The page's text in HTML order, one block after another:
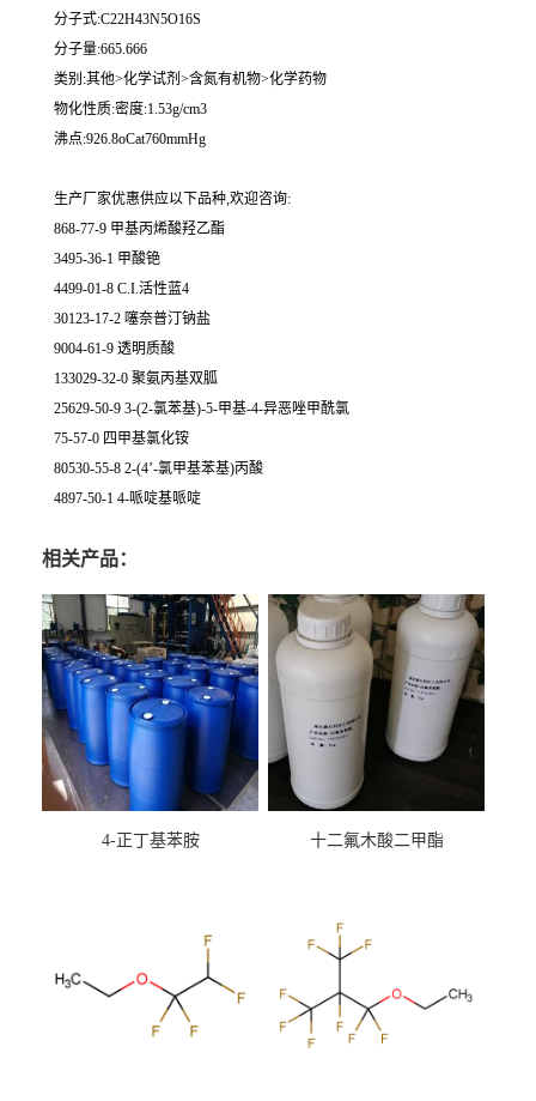
分子式:C22H43N5O16S
分子量:665.666
类别:其他>化学试剂>含氮有机物>化学药物
物化性质:密度:1.53g/cm3
沸点:926.8oCat760mmHg
生产厂家优惠供应以下品种,欢迎咨询:
868-77-9 甲基丙烯酸羟乙酯
3495-36-1 甲酸铯
4499-01-8 C.I.活性蓝4
30123-17-2 噻奈普汀钠盐
9004-61-9 透明质酸
133029-32-0 聚氨丙基双胍
25629-50-9 3-(2-氯苯基)-5-甲基-4-异恶唑甲酰氯
75-57-0 四甲基氯化铵
80530-55-8 2-(4’-氯甲基苯基)丙酸
4897-50-1 4-哌啶基哌啶
相关产品：
4-正丁基苯胺 十二氟木酸二甲酯